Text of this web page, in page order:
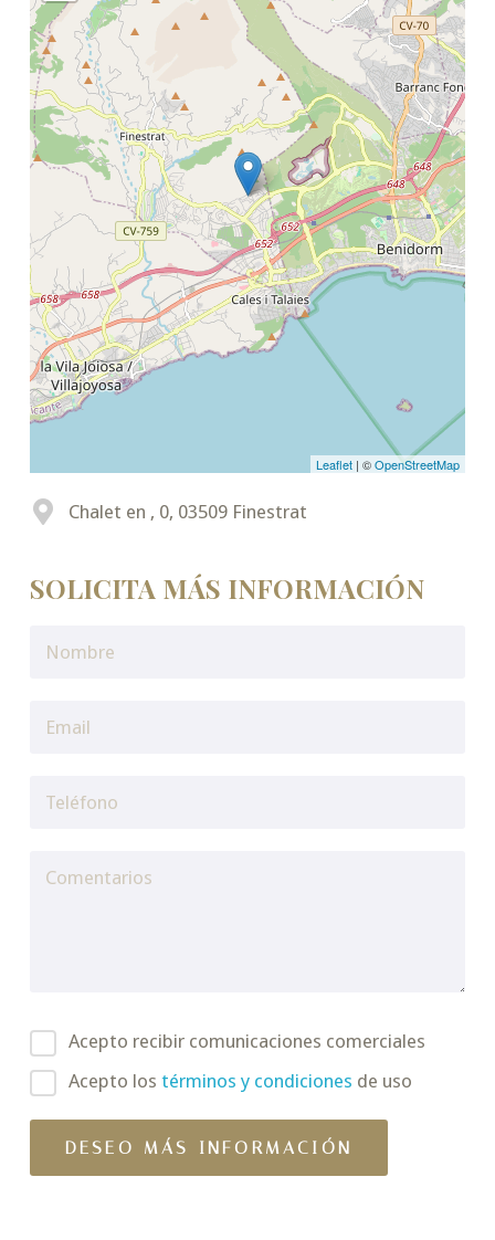
Leaflet | ©OpenStreetMap
Chalet en , 0, 03509 Finestrat
SOLICITA MÁS INFORMACIÓN
Acepto recibir comunicaciones comerciales
Acepto los términos y condiciones de uso